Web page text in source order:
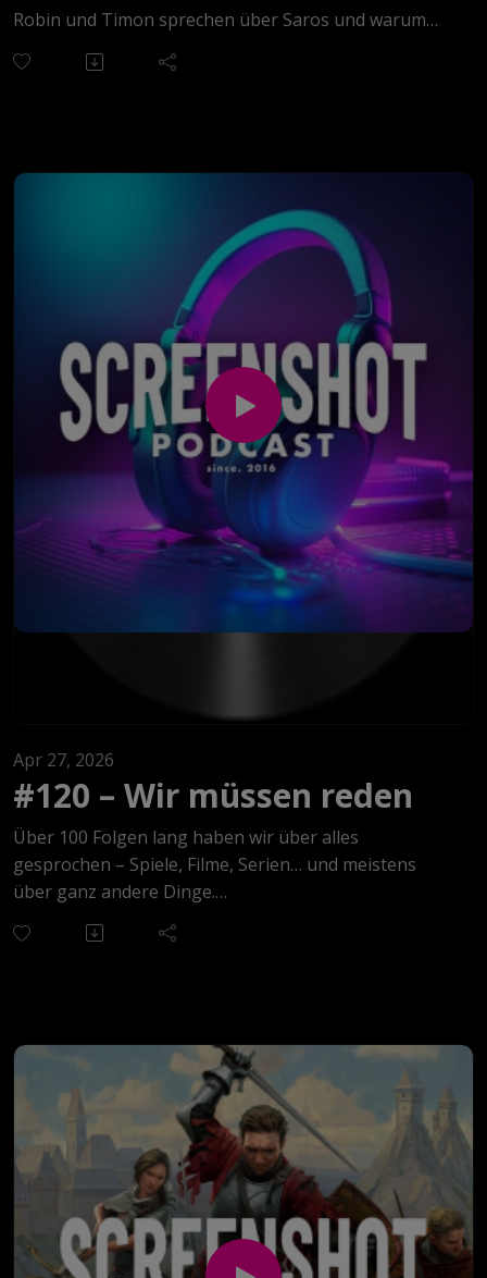
So wird aus der Top-5-Folge nicht nur eine Liste,
sondern ein Gespräch über Erinnerungen,
Sammelleidenschaft, Kinoerlebnisse mit dem Vater,
Robin und Timon sprechen über Saros und warum
zugänglicher wirkt — inklusive Diskussionen über
Außerdem geht’s um Daredevil: Born Again, The Long
Walk und aktuelle Medien-Highlights, die gerade
hängen geblieben sind. Natürlich darf dabei auch der
typische Screenshot-Abschweifungsmodus nicht
Dazu kommt jede Menge KI- und Tech-Talk:
Alexa Plus, Siri, ChatGPT und die Frage, warum sich
moderne Sprachassistenten inzwischen eher wie
echte Chatbots anfühlen — und warum Werbung
manchmal erschreckend passend auftaucht, obwohl
man etwas nie gegoogelt hat.
Zwischendurch landen wir dann noch bei Lego-Sets,
Muttertag, deutschen Sparfüchsen und
selbstgemachtem Lakritz-Schnaps namens
„Rottrons“.
Also eigentlich: ganz normale Screenshot-Podcast-
#120 – Wir müssen reden
Apr 27, 2026
Über 100 Folgen lang haben wir über alles
gesprochen – Spiele, Filme, Serien… und meistens
über ganz andere Dinge.
Und dann war plötzlich Schluss.Keine große
Entscheidung, kein klares Ende.Einfach… nichts mehr.
Und irgendwann sitzt man da und merkt:
Eigentlich hätte das eine Podcast-Folge sein müssen.
In dieser Folge geht es genau darum.Um das, was war,
was nie wirklich weg war…und warum wir jetzt wieder
hier sitzen.
Viel hat sich verändert.Und gleichzeitig irgendwie gar
nichts.